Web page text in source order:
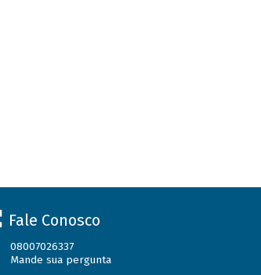
Fale Conosco
08007026337
Mande sua pergunta